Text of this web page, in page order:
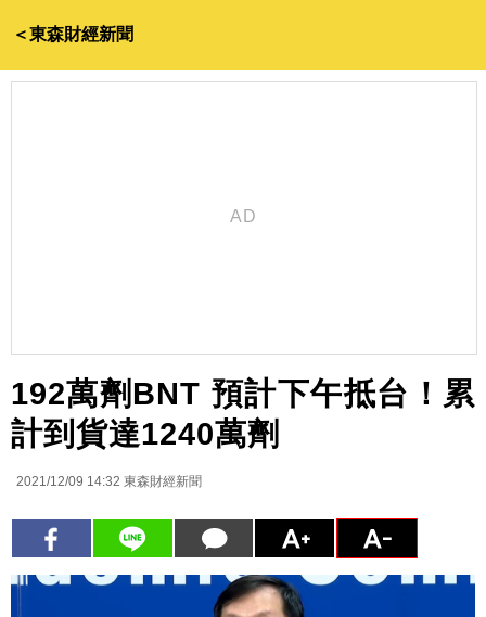
＜東森財經新聞
192萬劑BNT 預計下午抵台！累
計到貨達1240萬劑
2021/12/09 14:32 東森財經新聞